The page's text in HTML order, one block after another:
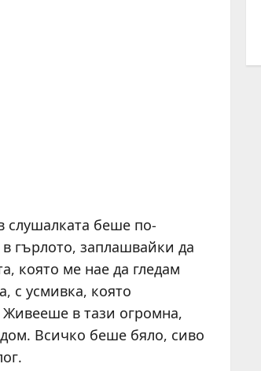
слушалката беше по-
гърлото, заплашвайки да
която ме нае да гледам
с усмивка, която
Живееше в тази огромна,
Всичко беше бяло, сиво